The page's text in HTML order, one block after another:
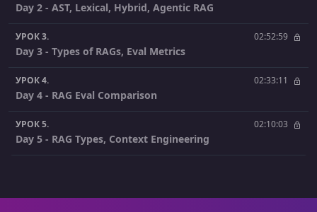
Day 2 - AST, Lexical, Hybrid, Agentic RAG
УРОК 3. 02:52:59
Day 3 - Types of RAGs, Eval Metrics
УРОК 4. 02:33:11
Day 4 - RAG Eval Comparison
УРОК 5. 02:10:03
Day 5 - RAG Types, Context Engineering